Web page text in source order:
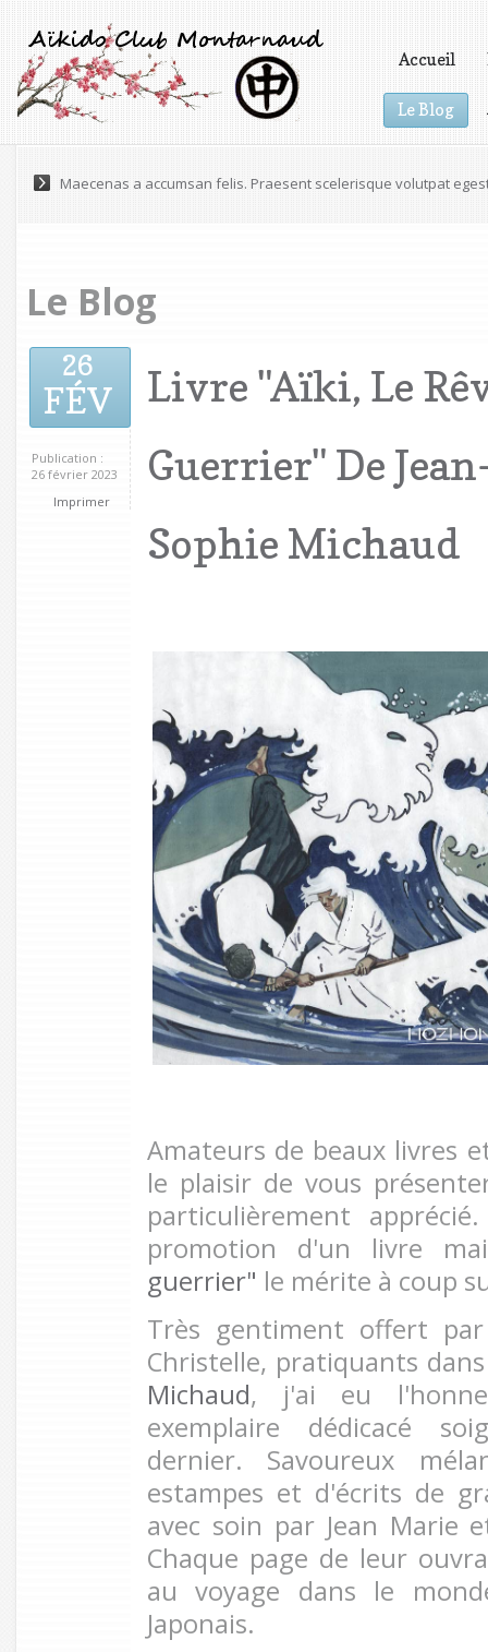
Accueil
Le Blog
Maecenas a accumsan felis. Praesent scelerisque volutpat
Le Blog
26
FÉV
Publication :
26 février 2023
Imprimer
Livre "Aïki, Le
Guerrier" De
Sophie Michaud
Amateurs de beaux livres
le plaisir de vous
particulièrement
promotion d'un livre
guerrier" le mérite à coup
Très gentiment offert
Christelle, pratiquants
Michaud, j'ai eu
exemplaire dédicacé
dernier. Savoureux
estampes et d'écrits de
avec soin par Jean Marie
Chaque page de leur
au voyage dans le
Japonais.